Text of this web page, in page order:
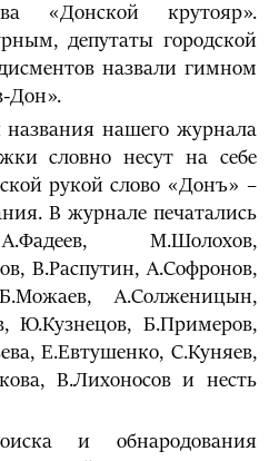
«Донской крутояр».
депутаты городской
назвали гимном
Дон».
нашего журнала
словно несут на себе
рукой слово «Донъ» –
В журнале печатались
М.Шолохов,
В.Распутин, А.Софронов,
А.Солженицын,
Ю.Кузнецов, Б.Примеров,
Е.Евтушенко, С.Куняев,
В.Лихоносов и несть
и обнародования